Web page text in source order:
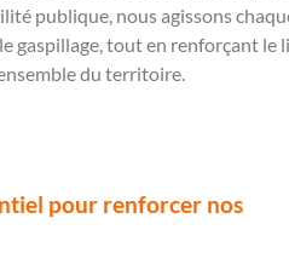
publique, nous agissons
gaspillage, tout en renforçant le
du territoire.
pour renforcer nos